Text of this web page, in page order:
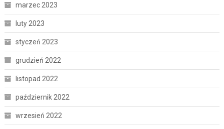
marzec 2023
luty 2023
styczeń 2023
grudzień 2022
listopad 2022
październik 2022
wrzesień 2022